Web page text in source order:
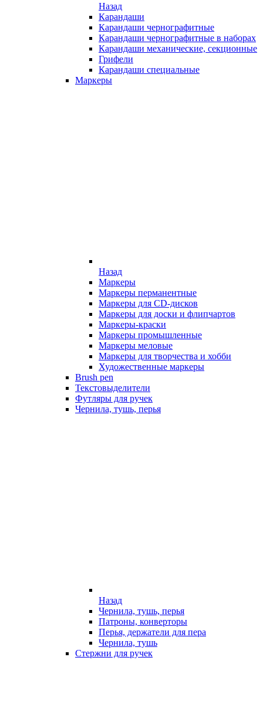
Назад
Карандаши
Карандаши чернографитные
Карандаши чернографитные в наборах
Карандаши механические, секционные
Грифели
Карандаши специальные
Маркеры
Назад
Маркеры
Маркеры перманентные
Маркеры для CD-дисков
Маркеры для доски и флипчартов
Маркеры-краски
Маркеры промышленные
Маркеры меловые
Маркеры для творчества и хобби
Художественные маркеры
Brush pen
Текстовыделители
Футляры для ручек
Чернила, тушь, перья
Назад
Чернила, тушь, перья
Патроны, конверторы
Перья, держатели для пера
Чернила, тушь
Стержни для ручек